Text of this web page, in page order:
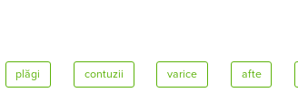
plăgi contuzii varice afte